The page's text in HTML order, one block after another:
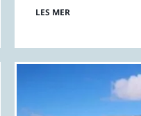
LES MER